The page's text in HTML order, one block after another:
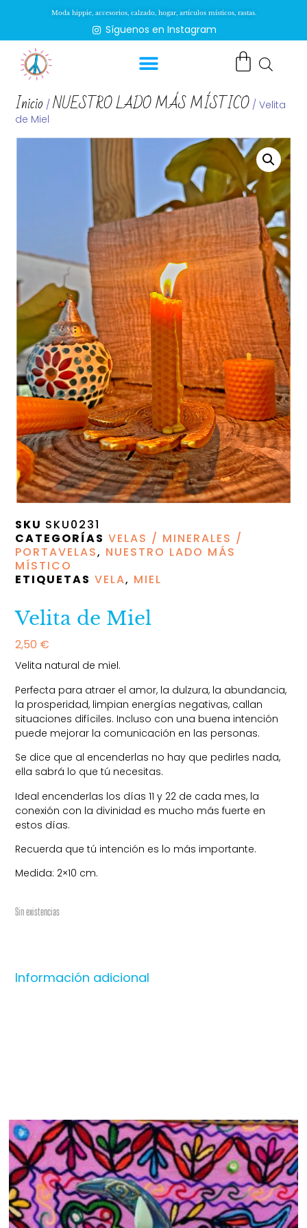
Moda hippie, accesorios, calzado, hogar, artículos místicos, rastas.
Síguenos en Instagram
Inicio /NUESTRO LADO MÁS MÍSTICO / Velita
de Miel
SKU SKU0231
CATEGORÍAS VELAS / MINERALES /
PORTAVELAS, NUESTRO LADO MÁS
MÍSTICO
ETIQUETAS VELA, MIEL
Velita de Miel
2,50 €
Velita natural de miel.
Perfecta para atraer el amor, la dulzura, la abundancia,
la prosperidad, limpian energías negativas, callan
situaciones difíciles. Incluso con una buena intención
puede mejorar la comunicación en las personas.
Se dice que al encenderlas no hay que pedirles nada,
ella sabrá lo que tú necesitas.
Ideal encenderlas los días 11 y 22 de cada mes, la
conexión con la divinidad es mucho más fuerte en
estos días.
Recuerda que tú intención es lo más importante.
Medida: 2×10 cm.
Sin existencias
Información adicional